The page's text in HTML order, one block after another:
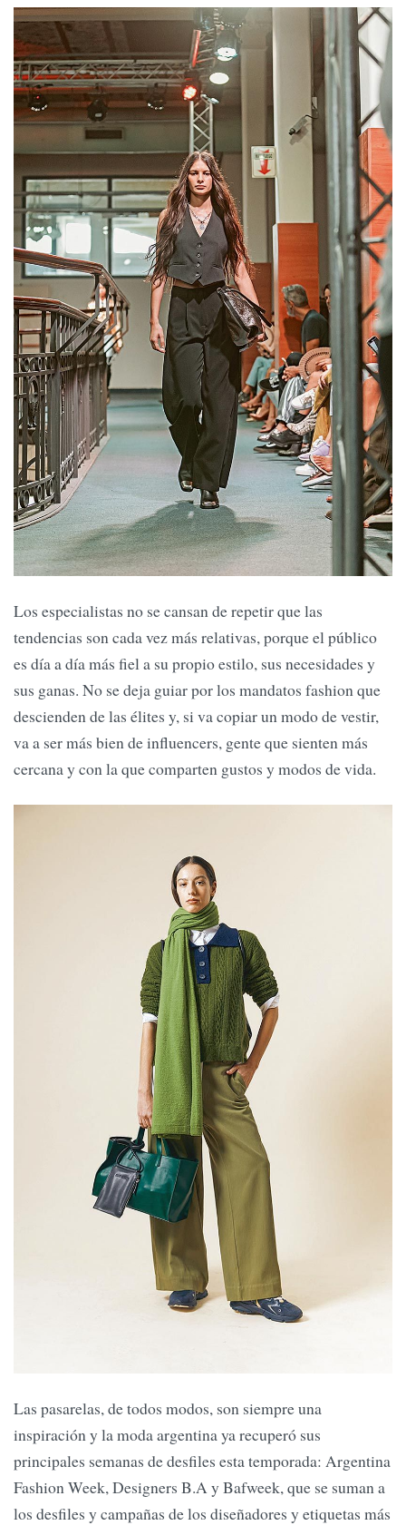
Los especialistas no se cansan de repetir que las
tendencias son cada vez más relativas, porque el público
es día a día más fiel a su propio estilo, sus necesidades y
sus ganas. No se deja guiar por los mandatos fashion que
descienden de las élites y, si va copiar un modo de vestir,
va a ser más bien de influencers, gente que sienten más
cercana y con la que comparten gustos y modos de vida.
Las pasarelas, de todos modos, son siempre una
inspiración y la moda argentina ya recuperó sus
principales semanas de desfiles esta temporada: Argentina
Fashion Week, Designers B.A y Bafweek, que se suman a
los desfiles y campañas de los diseñadores y etiquetas más